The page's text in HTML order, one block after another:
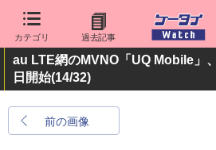
カテゴリ 過去記事
au LTE網のMVNO「UQ Mobile」
日開始(14/32)
前の画像